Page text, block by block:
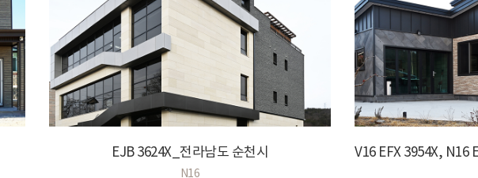
EJB 3624X_전라남도 순천시
N16